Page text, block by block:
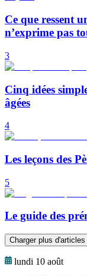
Ce que ressent
n’exprime pas
3
Cinq idées
âgées
4
Les leçons des
5
Le guide des
Charger plus d'articles
lundi 10 août